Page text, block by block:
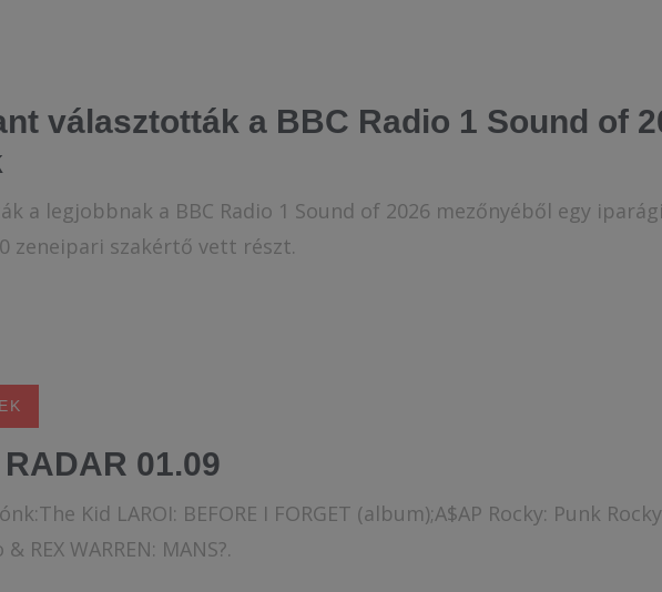
választották a BBC Radio 1 Sound of
a legjobbnak a BBC Radio 1 Sound of 2026 mezőnyéből egy
zeneipari szakértő vett részt.
01.09
Kid LAROI: BEFORE I FORGET (album);A$AP Rocky: Punk
REX WARREN: MANS?.